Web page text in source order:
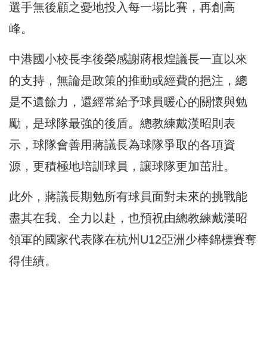
選手無後顧之憂地投入每一場比賽，再創高
峰。
中港國小校長李後榮感謝蔣根煌議長一直以來
的支持，無論是政策的推動或經費的挹注，總
是不遺餘力，還經常給予球員暖心的關懷與勉
勵，是球隊最強的後盾。總教練戴漢昭則表
示，球隊會善用蔣議長為球隊爭取的各項資
源，更積極地培訓球員，讓球隊更加茁壯。
此外，蔣議長期勉所有球員面對未來的挑戰能
盡其在我、全力以赴，也預祝由總教練戴漢昭
領軍的國家代表隊在杭州U12亞洲少棒錦標賽奪
得佳績。